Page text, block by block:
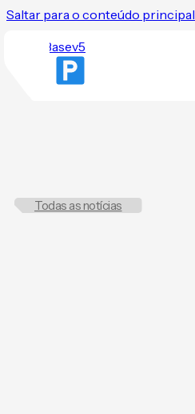
Saltar para o conteúdo principal
Todas as notícias